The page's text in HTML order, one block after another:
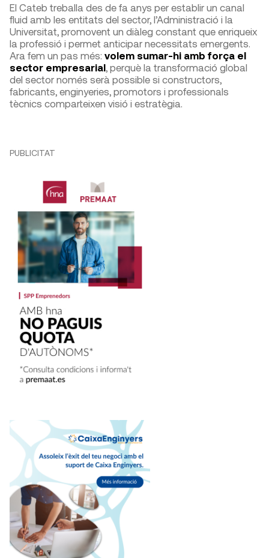
El Cateb treballa des de fa anys per establir un canal
fluid amb les entitats del sector, l’Administració i la
Universitat, promovent un diàleg constant que enriqueix
la professió i permet anticipar necessitats emergents.
Ara fem un pas més: volem sumar-hi amb força el
sector empresarial , perquè la transformació global
del sector només serà possible si constructors,
fabricants, enginyeries, promotors i professionals
tècnics comparteixen visió i estratègia.
PUBLICITAT